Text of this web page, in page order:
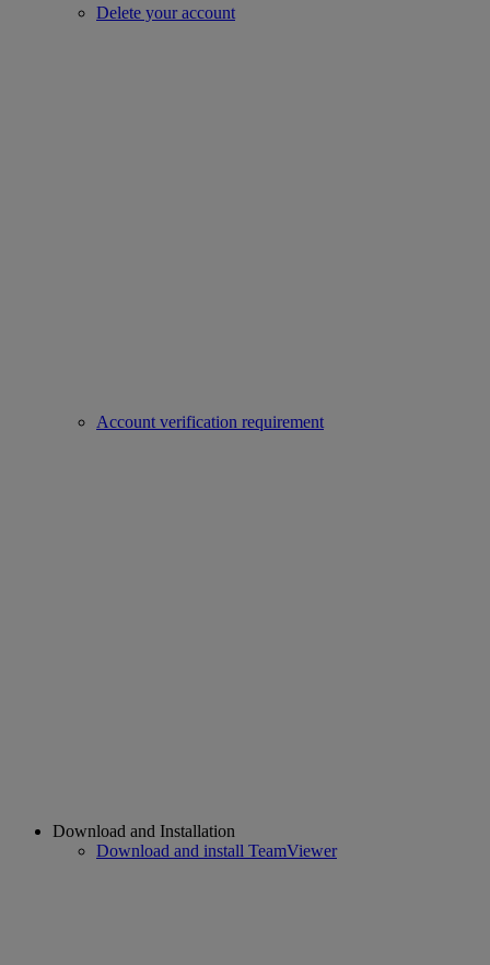
Delete your account
Account verification requirement
Download and Installation
Download and install TeamViewer